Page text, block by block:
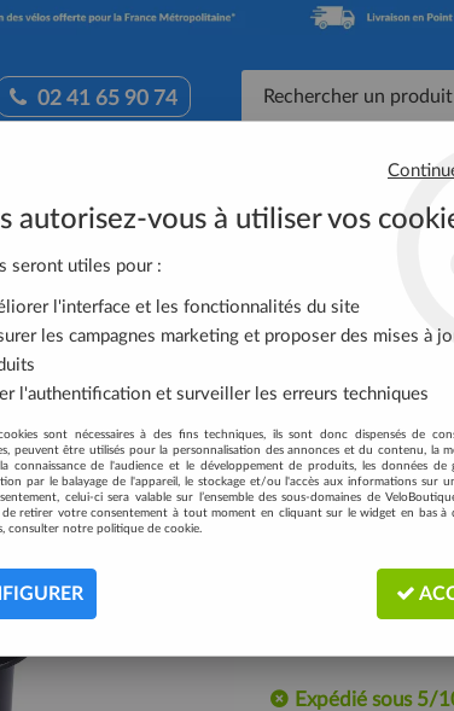
02 41 65 90 74
Équipement Cycliste
de cintre à vis ScrewOn chrome (2pièces) BBB
(2PIÈCES) BBB
Soyez le premier à
5,95 €TTC
Bouchons de cintre
Expédié sous 5/
autorisez-vous à utiliser vos
seront utiles pour :
l'interface et les fonctionnalités du site
les campagnes marketing et proposer des mises à
l'authentification et surveiller les erreurs techniques
sont nécessaires à des fins techniques, ils sont donc dispensés de
peuvent être utilisés pour la personnalisation des annonces et du contenu, la
connaissance de l'audience et le développement de produits, les données de
par le balayage de l'appareil, le stockage et/ou l'accès aux informations sur
celui-ci sera valable sur l’ensemble des sous-domaines de
de retirer votre consentement à tout moment en cliquant sur le widget en bas à
consulter notre politique de cookie.